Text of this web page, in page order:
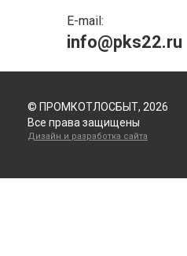
E-mail:
info@pks22.ru
© ПРОМКОТЛОСБЫТ, 2026
Все права защищены
Дизайн и разработка сайта